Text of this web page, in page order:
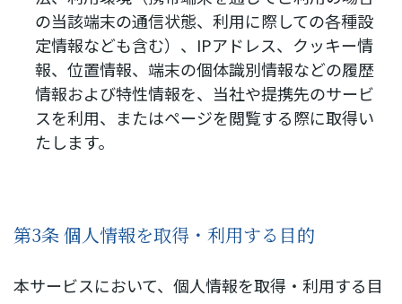
の当該端末の通信状態、利用に際しての各種設
定情報なども含む）、IPアドレス、クッキー情
報、位置情報、端末の個体識別情報などの履歴
情報および特性情報を、当社や提携先のサービ
スを利用、またはページを閲覧する際に取得い
たします。
第3条 個人情報を取得・利用する目的
本サービスにおいて、個人情報を取得・利用する目